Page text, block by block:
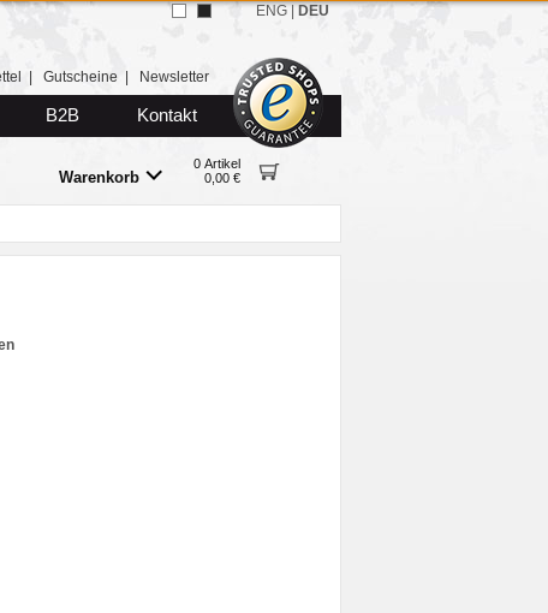
Gutscheine Newsletter
B2B Kontakt
Warenkorb
0 Artikel
0,00 €
ENG DEU